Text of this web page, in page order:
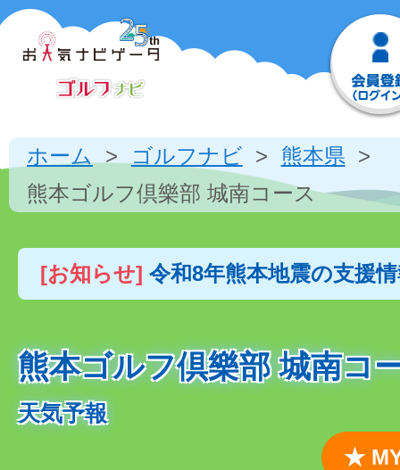
ホーム ゴルフナビ
熊本県
熊本ゴルフ倶樂部 城南コース
[お知らせ] 令和8年熊本地震の支援
熊本ゴルフ倶樂部 城南コ
天気予報
★